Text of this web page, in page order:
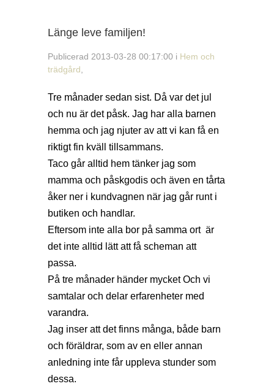
Länge leve familjen!
Publicerad 2013-03-28 00:17:00 i Hem och
trädgård
Tre månader sedan sist. Då var det jul
och nu är det påsk. Jag har alla barnen
hemma och jag njuter av att vi kan få en
riktigt fin kväll tillsammans.
Taco går alltid hem tänker jag som
mamma och påskgodis och även en tårta
åker ner i kundvagnen när jag går runt i
butiken och handlar.
Eftersom inte alla bor på samma ort är
det inte alltid lätt att få scheman att
passa.
På tre månader händer mycket Och vi
samtalar och delar erfarenheter med
varandra.
Jag inser att det finns många, både barn
och föräldrar, som av en eller annan
anledning inte får uppleva stunder som
dessa.